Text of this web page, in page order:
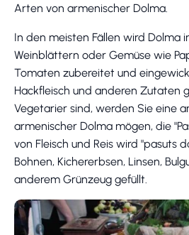
Arten von armenischer Dolma.
In den meisten Fällen wird Dolma
Weinblättern oder Gemüse wie
Tomaten zubereitet und
Hackfleisch und anderen Zutaten
Vegetarier sind, werden Sie eine
armenischer Dolma mögen, die
von Fleisch und Reis wird "pasuts
Bohnen, Kichererbsen, Linsen,
anderem Grünzeug gefüllt.